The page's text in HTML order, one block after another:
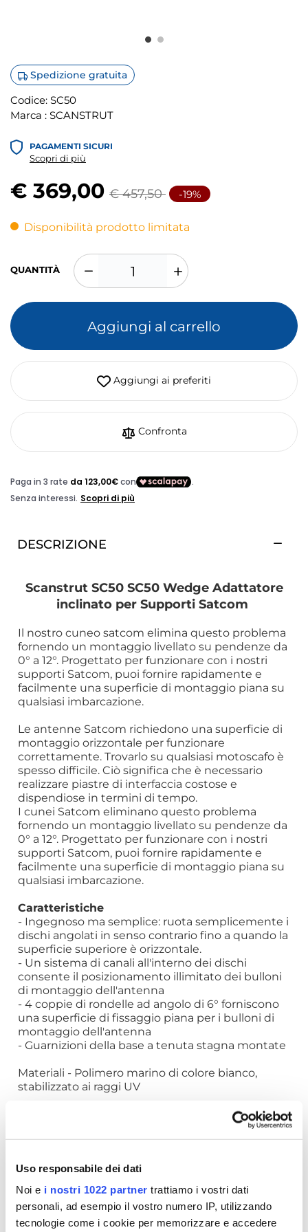
Uso responsabile dei dati
Noi e i nostri 1022 partner trattiamo i vostri dati
personali, ad esempio il vostro numero IP, utilizzando
tecnologie come i cookie per memorizzare e accedere
Spedizione gratuita
Codice: SC50
Marca : SCANSTRUT
PAGAMENTI SICURI
Scopri di più
€ 369,00 € 457,50 -19%
Disponibilità prodotto limitata
QUANTITÀ
Aggiungi al carrello
Aggiungi ai preferiti
Confronta
DESCRIZIONE
Scanstrut SC50 SC50 Wedge Adattatore
inclinato per Supporti Satcom
Il nostro cuneo satcom elimina questo problema
fornendo un montaggio livellato su pendenze da
0° a 12°. Progettato per funzionare con i nostri
supporti Satcom, puoi fornire rapidamente e
facilmente una superficie di montaggio piana su
qualsiasi imbarcazione.
Le antenne Satcom richiedono una superficie di
montaggio orizzontale per funzionare
correttamente. Trovarlo su qualsiasi motoscafo è
spesso difficile. Ciò significa che è necessario
realizzare piastre di interfaccia costose e
dispendiose in termini di tempo.
I cunei Satcom eliminano questo problema
fornendo un montaggio livellato su pendenze da
0° a 12°. Progettato per funzionare con i nostri
supporti Satcom, puoi fornire rapidamente e
facilmente una superficie di montaggio piana su
qualsiasi imbarcazione.
Caratteristiche
- Ingegnoso ma semplice: ruota semplicemente i
dischi angolati in senso contrario fino a quando la
superficie superiore è orizzontale.
- Un sistema di canali all'interno dei dischi
consente il posizionamento illimitato dei bulloni
di montaggio dell'antenna
- 4 coppie di rondelle ad angolo di 6° forniscono
una superficie di fissaggio piana per i bulloni di
montaggio dell'antenna
- Guarnizioni della base a tenuta stagna montate
Materiali - Polimero marino di colore bianco,
stabilizzato ai raggi UV
2 dischi angolati controrotanti da 0° a 12°
4 coppie di rondelle angolate 6°
Cuneo di base regolabile SC50 per montaggio
Notare che il cuneo di base regolabile è
compatibile solo con SC35, SC45, SC45R e SC65
Satcom Monti.